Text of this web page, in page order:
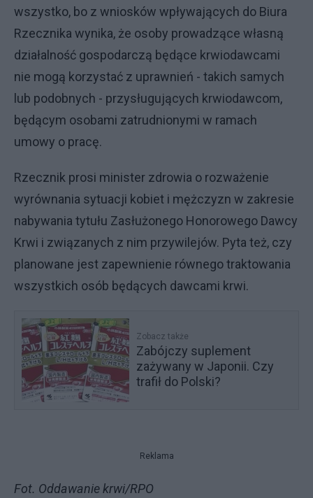
wszystko, bo z wniosków wpływających do Biura
Rzecznika wynika, że osoby prowadzące własną
działalność gospodarczą będące krwiodawcami
nie mogą korzystać z uprawnień - takich samych
lub podobnych - przysługujących krwiodawcom,
będącym osobami zatrudnionymi w ramach
umowy o pracę.
Rzecznik prosi minister zdrowia o rozważenie
wyrównania sytuacji kobiet i mężczyzn w zakresie
nabywania tytułu Zasłużonego Honorowego Dawcy
Krwi i związanych z nim przywilejów. Pyta też, czy
planowane jest zapewnienie równego traktowania
wszystkich osób będących dawcami krwi.
Zobacz także
Zabójczy suplement
zażywany w Japonii. Czy
trafił do Polski?
Reklama
Fot. Oddawanie krwi/RPO